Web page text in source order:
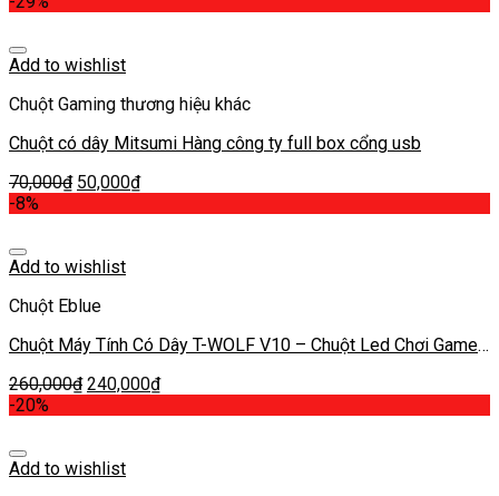
Add to wishlist
Chuột Gaming thương hiệu khác
Chuột có dây Mitsumi Hàng công ty full box cổng usb
70,000₫ 50,000₫
-8%
Add to wishlist
Chuột Eblue
Chuột Máy Tính Có Dây T-WOLF V10 – Chuột Led Chơi Game
260,000₫ 240,000₫
-20%
Add to wishlist